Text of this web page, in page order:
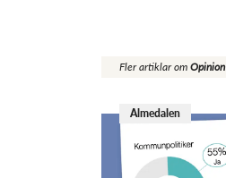
Fler artiklar omOpinion
Almedalen